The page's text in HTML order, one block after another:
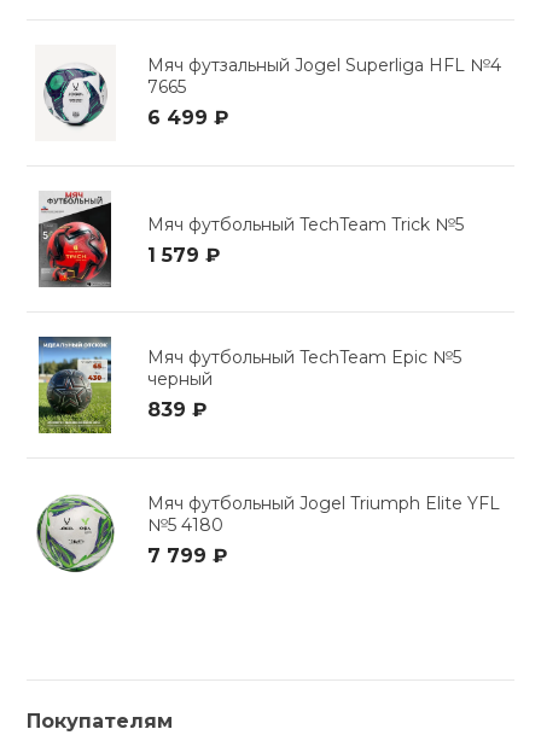
Мяч футзальный Jogel Superliga HFL №4
7665
6 499 ₽
Мяч футбольный TechTeam Trick №5
1 579 ₽
Мяч футбольный TechTeam Epic №5
черный
839 ₽
Мяч футбольный Jogel Triumph Elite YFL
№5 4180
7 799 ₽
Покупателям